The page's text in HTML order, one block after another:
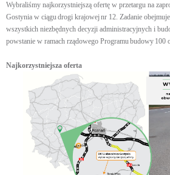
Wybraliśmy najkorzystniejszą ofertę w przetargu na
Gostynia w ciągu drogi krajowej nr 12. Zadanie
wszystkich niezbędnych decyzji administracyjnych i
powstanie w ramach rządowego Programu budowy 100
Najkorzystniejsza oferta